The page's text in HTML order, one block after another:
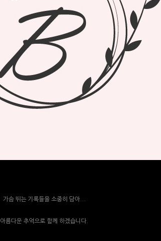
가슴 뛰는 기록들을 소중히 담아...
아름다운 추억으로 함께 하겠습니다.